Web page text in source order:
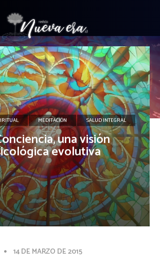
MEDITACIÓN SALUD INTEGRAL
una visión
evolutiva
14 DE MARZO DE 2015